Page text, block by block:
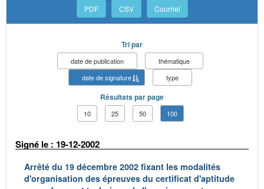
PDF CSV Courriel
Tri par
date de publication
thématique
date de signature
type
Résultats par page
10 25 50 100
Signé le : 19-12-2002
Arrêté du 19 décembre 2002 fixant les modalités
d'organisation des épreuves du certificat d'aptitude